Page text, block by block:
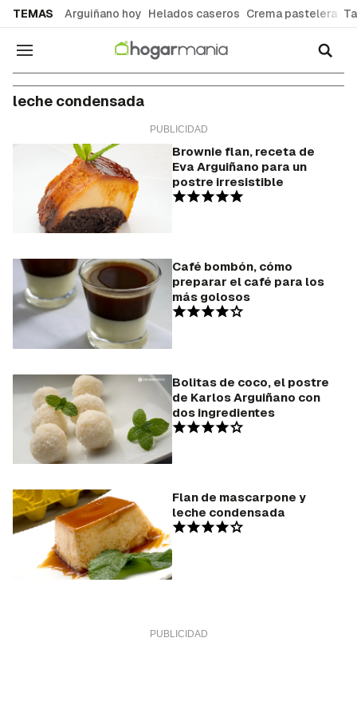
TEMAS Arguiñano hoy Helados caseros Crema pastelera
Navegación
leche condensada
Brownie flan, receta de
Eva Arguiñano para un
postre irresistible
Café bombón, cómo
preparar el café para los
más golosos
Bolitas de coco, el postre
de Karlos Arguiñano con
dos ingredientes
Flan de mascarpone y
leche condensada